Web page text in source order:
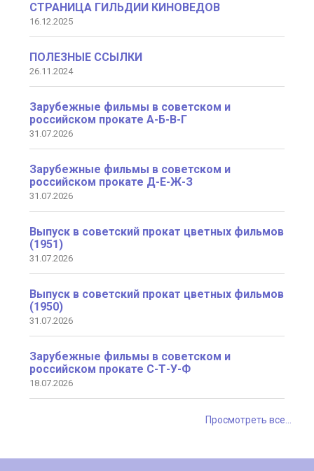
СТРАНИЦА ГИЛЬДИИ КИНОВЕДОВ
16.12.2025
ПОЛЕЗНЫЕ ССЫЛКИ
26.11.2024
Зарубежные фильмы в советском и
российском прокате А-Б-В-Г
31.07.2026
Зарубежные фильмы в советском и
российском прокате Д-Е-Ж-З
31.07.2026
Выпуск в советский прокат цветных фильмов
(1951)
31.07.2026
Выпуск в советский прокат цветных фильмов
(1950)
31.07.2026
Зарубежные фильмы в советском и
российском прокате С-Т-У-Ф
18.07.2026
Просмотреть все...